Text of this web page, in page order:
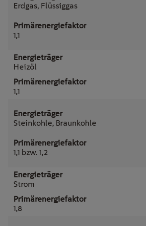
Erdgas, Flüssiggas
1,1
Heizöl
1,1
Steinkohle, Braunkohle
1,1 bzw. 1,2
Strom
1,8